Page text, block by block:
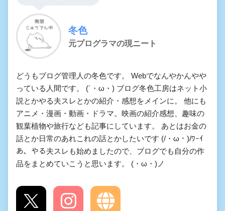
冬色
元プログラマの現ニート
どうもブログ管理人の冬色です。 Webでなんやかんやや
っている人間です。 (´・ω・) ブログ冬色工房はネット小
説とかやる夫スレとかの紹介・感想をメインに。 他にも
アニメ・漫画・動画・ドラマ。映画の紹介感想、趣味の
観葉植物や旅行なども記事にしています。 あとはお金の
話とか日常のあれこれの話とかしたいです (/・ω・)/ﾜｰｲ
あ、やる夫スレも始めましたので、ブログでも自分の作
品をまとめていこうと思います。 (・ω・)ノ